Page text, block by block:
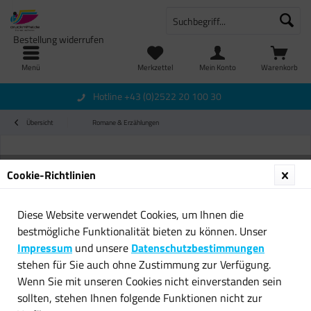
Menü Warenkorb
Merkzettel
Bestellung widerrufen
Mein Konto
Hotline +43 (0)2522 20 100 30
Übersicht Romane & Erzählungen
Cookie-Richtlinien
Diese Website verwendet Cookies, um Ihnen die
bestmögliche Funktionalität bieten zu können. Unser
Impressum und unsere Datenschutzbestimmungen
stehen für Sie auch ohne Zustimmung zur Verfügung.
Wenn Sie mit unseren Cookies nicht einverstanden sein
sollten, stehen Ihnen folgende Funktionen nicht zur